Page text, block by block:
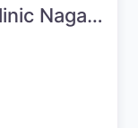
Jimmis Phsyiotheraphy Clinic Nagapattinam